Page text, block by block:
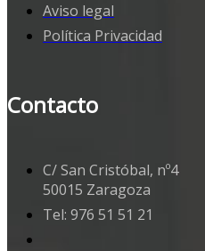
Aviso legal
Política Privacidad
Contacto
C/ San Cristóbal, nº4
50015 Zaragoza
Tel: 976 51 51 21